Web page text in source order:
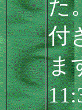
た
付
ま